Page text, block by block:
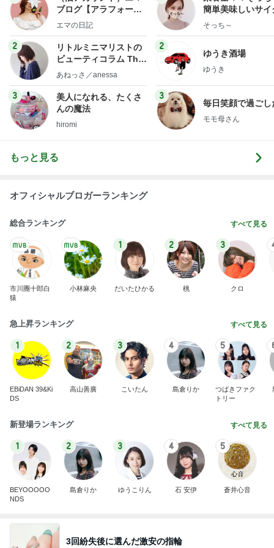
ブログ【アラフォー会
社売却セカンドライ
エマの日記
2
リトルミニマリストの
ビューティコラム The
little minimalist's bea
あねっさ／anessa
3
美人になれる、たくさ
んの魔法
hiromi
簡単美味しいサイ
献立
そっち～
2
ゆうき酒場
ゆうき
3
毎日笑顔で過ごし
モモ母さん
もっと見る
オフィシャルブロガーランキング
総合ランキング すべて見る
市川團十郎白
猿
小林麻央
1
だいたひかる
2
桃
3
クロ
急上昇ランキング すべて見る
1
EBiDAN 39&Ki
DS
2
高山善廣
3
こいたん
4
島倉りか
5
つばきファク
トリー
新登場ランキング すべて見る
1
BEYOOOOO
NDS
2
島倉りか
3
ゆうこりん
4
石 安伊
5
蒼井心音
3回紛失後に選んだ激安の指輪